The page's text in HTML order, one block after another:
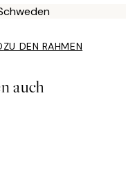
ZU DEN RAHMEN
auch